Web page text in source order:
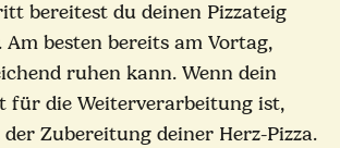
bereitest du deinen Pizzateig
Am besten bereits am Vortag,
ruhen kann. Wenn dein
für die Weiterverarbeitung ist,
Zubereitung deiner Herz-Pizza.